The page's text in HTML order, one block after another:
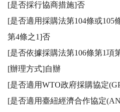
[是否採行協商措施]否
[是否適用採購法第104條或105
第4條之1]否
[是否依據採購法第106條第1項
[辦理方式]自辦
[是否適用WTO政府採購協定
[是否適用臺紐經濟合作協定